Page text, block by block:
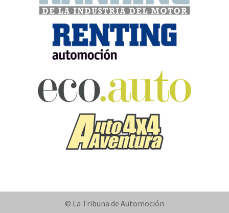
© La Tribuna de Automoción